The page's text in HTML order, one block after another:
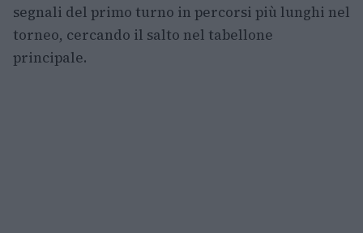
segnali del primo turno in percorsi più lunghi nel
torneo, cercando il salto nel tabellone
principale.